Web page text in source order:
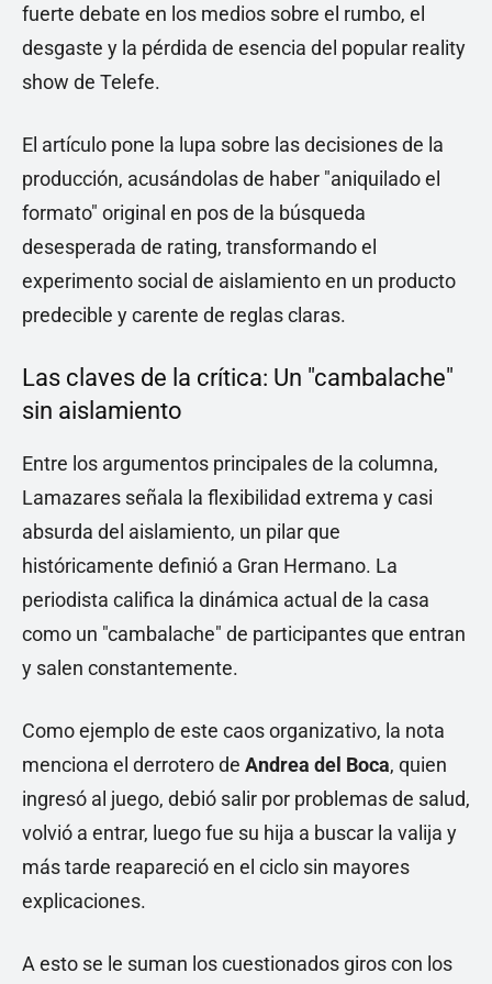
fuerte debate en los medios sobre el rumbo, el
desgaste y la pérdida de esencia del popular reality
show de Telefe.
El artículo pone la lupa sobre las decisiones de la
producción, acusándolas de haber "aniquilado el
formato" original en pos de la búsqueda
desesperada de rating, transformando el
experimento social de aislamiento en un producto
predecible y carente de reglas claras.
Las claves de la crítica: Un "cambalache"
sin aislamiento
Entre los argumentos principales de la columna,
Lamazares señala la flexibilidad extrema y casi
absurda del aislamiento, un pilar que
históricamente definió a Gran Hermano. La
periodista califica la dinámica actual de la casa
como un "cambalache" de participantes que entran
y salen constantemente.
Como ejemplo de este caos organizativo, la nota
menciona el derrotero de Andrea del Boca, quien
ingresó al juego, debió salir por problemas de salud,
volvió a entrar, luego fue su hija a buscar la valija y
más tarde reapareció en el ciclo sin mayores
explicaciones.
A esto se le suman los cuestionados giros con los